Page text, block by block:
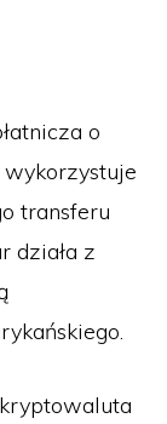
o
transferu
działa z